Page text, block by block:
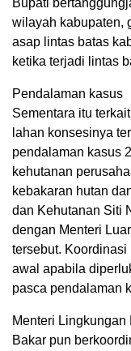
wilayah kabupaten,
asap lintas batas
ketika terjadi lintas
Pendalaman kasus
Sementara itu
lahan konsesinya
pendalaman kasus
kehutanan
kebakaran hutan
dan Kehutanan Siti
dengan Menteri
tersebut.
awal apabila
pasca pendalaman
Menteri
Bakar pun